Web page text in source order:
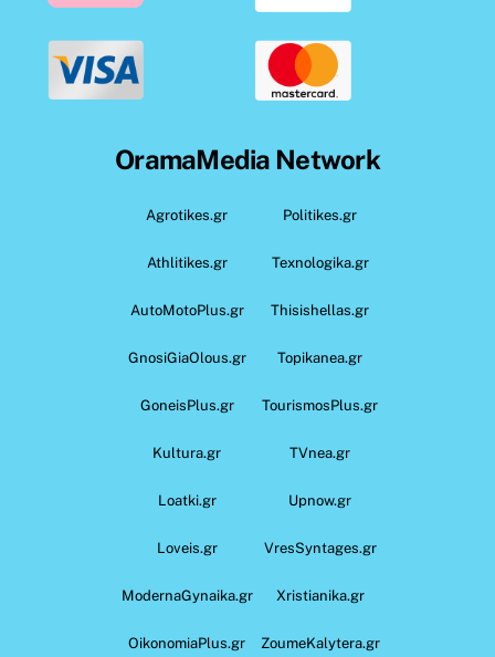
OramaMedia Network
Agrotikes.gr Politikes.gr
Athlitikes.gr Texnologika.gr
AutoMotoPlus.gr Thisishellas.gr
GnosiGiaOlous.gr Topikanea.gr
GoneisPlus.gr TourismosPlus.gr
Kultura.gr TVnea.gr
Loatki.gr Upnow.gr
Loveis.gr VresSyntages.gr
ModernaGynaika.gr Xristianika.gr
OikonomiaPlus.gr ZoumeKalytera.gr